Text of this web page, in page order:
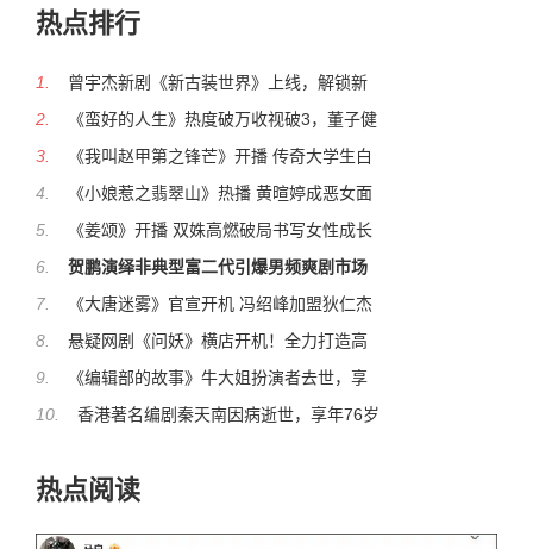
热点排行
1.
曾宇杰新剧《新古装世界》上线，解锁新
2.
《蛮好的人生》热度破万收视破3，董子健
3.
《我叫赵甲第之锋芒》开播 传奇大学生白
4.
《小娘惹之翡翠山》热播 黄暄婷成恶女面
5.
《姜颂》开播 双姝高燃破局书写女性成长
6.
贺鹏演绎非典型富二代引爆男频爽剧市场
7.
《大唐迷雾》官宣开机 冯绍峰加盟狄仁杰
8.
悬疑网剧《问妖》横店开机！全力打造高
9.
《编辑部的故事》牛大姐扮演者去世，享
10.
香港著名编剧秦天南因病逝世，享年76岁
热点阅读